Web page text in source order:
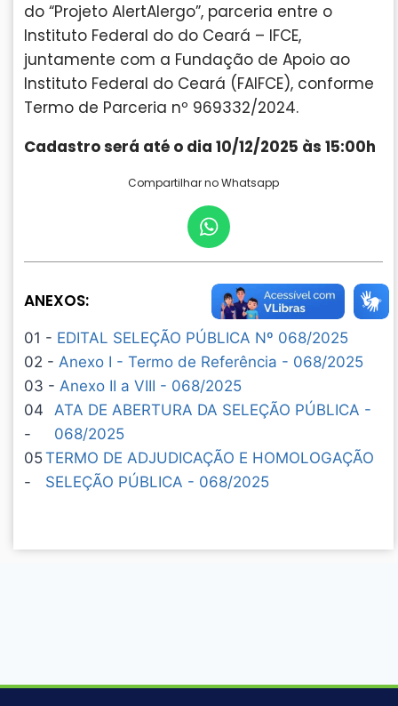
do “Projeto AlertAlergo”, parceria entre o
Instituto Federal do do Ceará – IFCE,
juntamente com a Fundação de Apoio ao
Instituto Federal do Ceará (FAIFCE), conforme
Termo de Parceria nº 969332/2024.
Cadastro será até o dia 10/12/2025 às 15:00h
Compartilhar no Whatsapp
ANEXOS:
01 - EDITAL SELEÇÃO PÚBLICA Nº 068/2025
02 - Anexo I - Termo de Referência - 068/2025
03 - Anexo II a VIII - 068/2025
04
-
ATA DE ABERTURA DA SELEÇÃO PÚBLICA -
068/2025
05
-
TERMO DE ADJUDICAÇÃO E HOMOLOGAÇÃO
SELEÇÃO PÚBLICA - 068/2025